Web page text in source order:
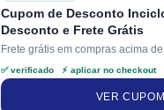
Cupom de Desconto
Desconto e Frete Grátis
Frete grátis em compras acima
✅ verificado ⚡ aplicar no checkout
VER CUPOM